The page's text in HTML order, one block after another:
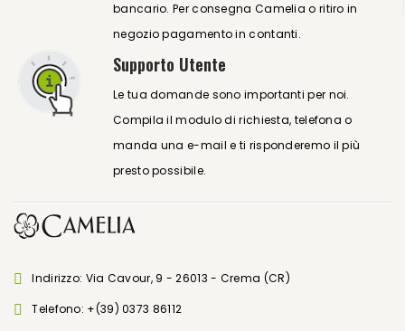
bancario. Per consegna Camelia o ritiro in
negozio pagamento in contanti.
Supporto Utente
Le tua domande sono importanti per noi.
Compila il modulo di richiesta, telefona o
manda una e-mail e ti risponderemo il più
presto possibile.
Indirizzo: Via Cavour, 9 - 26013 - Crema (CR)
Telefono: +(39) 0373 86112